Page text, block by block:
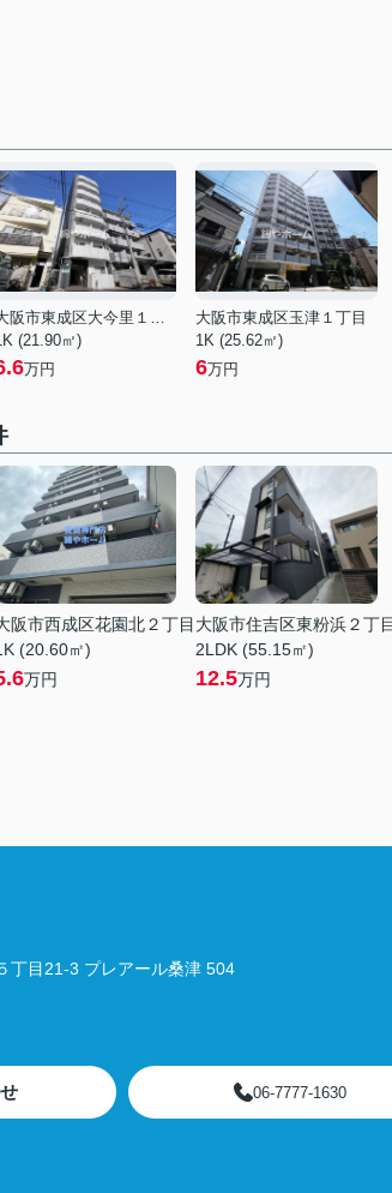
大阪市東成区大今里１丁目
(21.90㎡)
万円
大阪市東成区玉津１丁目
1K (25.62㎡)
6万円
阪市西成区花園北２丁目
(20.60㎡)
万円
大阪市住吉区東粉浜２丁目
2LDK (55.15㎡)
12.5万円
丁目21-3 プレアール桑津 504
06-7777-1630